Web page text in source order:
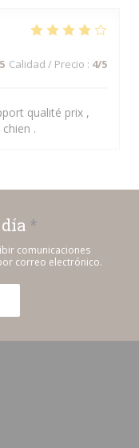
Calidad / Precio : 4/5
qualité prix ,
.
*
comunicaciones
correo electrónico.